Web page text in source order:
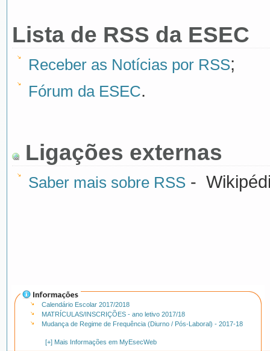
Lista de RSS da ESEC
Receber as Notícias por RSS;
Fórum da ESEC.
Ligações externas
Saber mais sobre RSS -
Calendário Escolar 2017/2018
MATRÍCULAS/INSCRIÇÕES - ano letivo 2017/18
Mudança de Regime de Frequência (Diurno / Pós-Laboral) - 2017-18
[+] Mais Informações em MyEsecWeb